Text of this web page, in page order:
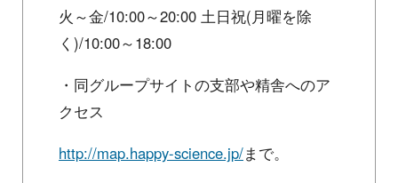
火～金/10:00～20:00 土日祝(月曜を除
く)/10:00～18:00
・同グループサイトの支部や精舎へのア
クセス
http://map.happy-science.jp/まで。